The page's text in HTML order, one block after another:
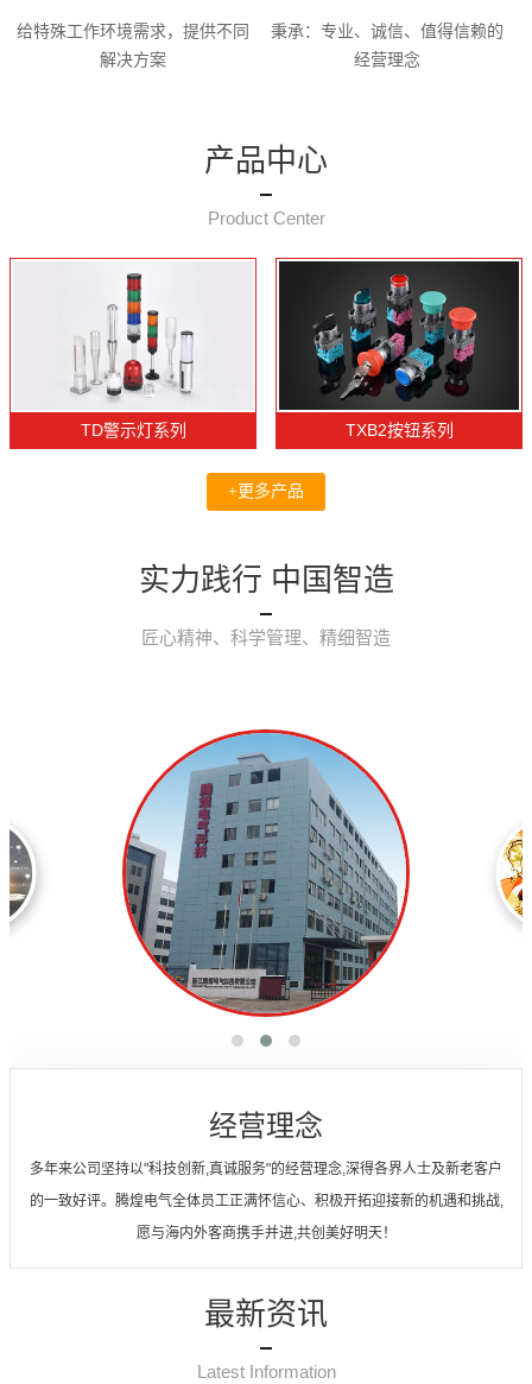
给特殊工作环境需求，提供不同
解决方案
秉承：专业、诚信、值得信赖的
经营理念
产品中心
Product Center
TD警示灯系列 TXB2按钮系列
+更多产品
实力践行 中国智造
匠心精神、科学管理、精细智造
经营理念
多年来公司坚持以"科技创新,真诚服务"的经营理念,深得各界人士及新老客户
的一致好评。腾煌电气全体员工正满怀信心、积极开拓迎接新的机遇和挑战,
愿与海内外客商携手并进,共创美好明天！
最新资讯
Latest Information